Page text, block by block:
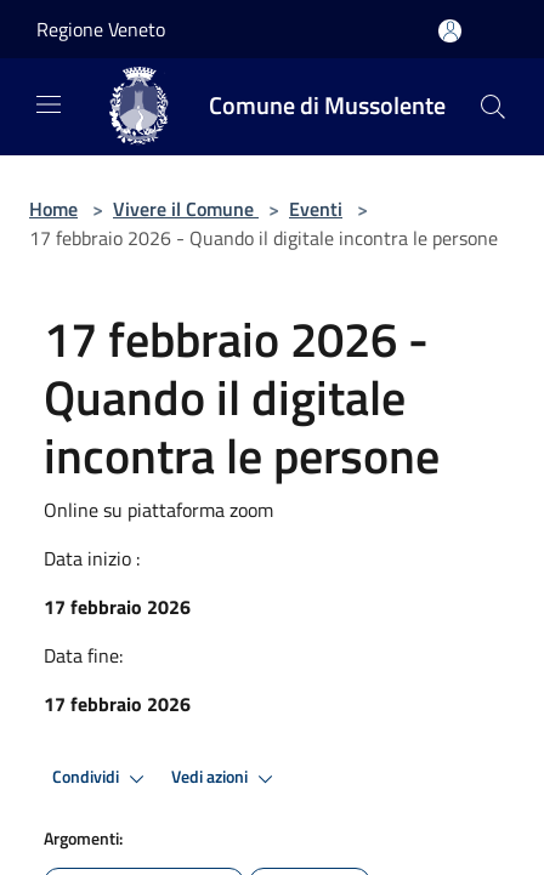
Regione Veneto
Comune di Mussolente
Home > Vivere il Comune > Eventi >
17 febbraio 2026 - Quando il digitale incontra le persone
17 febbraio 2026 -
Quando il digitale
incontra le persone
Online su piattaforma zoom
Data inizio :
17 febbraio 2026
Data fine:
17 febbraio 2026
Condividi Vedi azioni
Argomenti: